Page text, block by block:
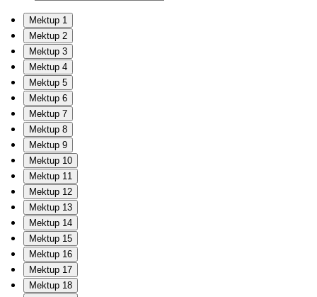
Mektup 1
Mektup 2
Mektup 3
Mektup 4
Mektup 5
Mektup 6
Mektup 7
Mektup 8
Mektup 9
Mektup 10
Mektup 11
Mektup 12
Mektup 13
Mektup 14
Mektup 15
Mektup 16
Mektup 17
Mektup 18